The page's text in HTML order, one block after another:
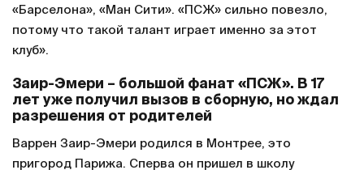
«Барселона», «Ман Сити». «ПСЖ» сильно повезло,
потому что такой талант играет именно за этот
клуб».
Заир-Эмери – большой фанат «ПСЖ». В 17
лет уже получил вызов в сборную, но ждал
разрешения от родителей
Варрен Заир-Эмери родился в Монтрее, это
пригород Парижа. Сперва он пришел в школу